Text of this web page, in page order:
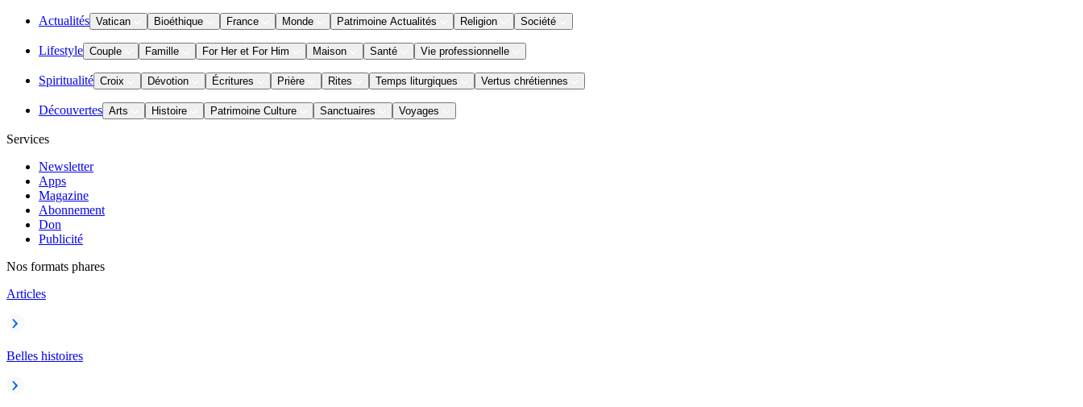
Actualités Vatican Bioéthique France Monde Patrimoine Actualités Religion Société
Lifestyle Couple Famille For Her et For Him Maison Santé Vie professionnelle
Spiritualité Croix Dévotion Écritures Prière Rites Temps liturgiques Vertus chrétiennes
Découvertes Arts Histoire Patrimoine Culture Sanctuaires Voyages
Services
Newsletter
Apps
Magazine
Abonnement
Don
Publicité
Nos formats phares
Articles
Belles histoires